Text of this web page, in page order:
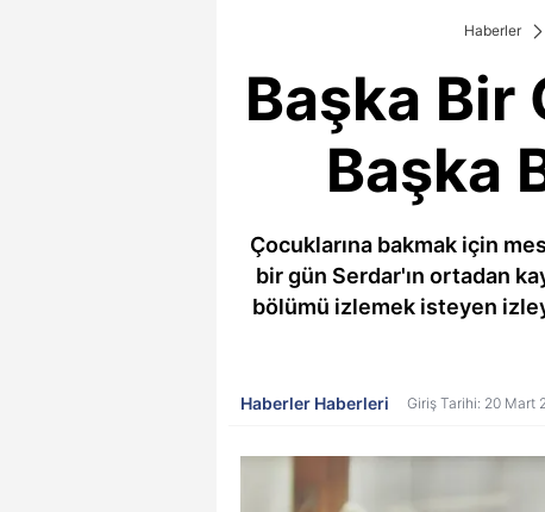
Haberler
Başka Bir
Başka
Çocuklarına bakmak için
bir gün Serdar'ın ortadan
bölümü izlemek isteyen
Haberler Haberleri Giriş Tarihi: 20 Mart